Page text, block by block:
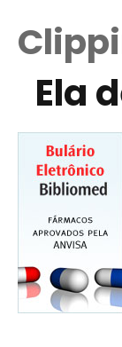
Ela